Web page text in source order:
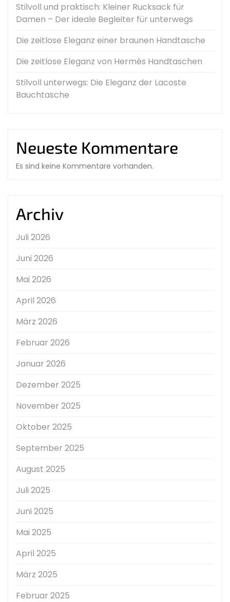
Stilvoll und praktisch: Kleiner Rucksack für
Damen – Der ideale Begleiter für unterwegs
Die zeitlose Eleganz einer braunen Handtasche
Die zeitlose Eleganz von Hermès Handtaschen
Stilvoll unterwegs: Die Eleganz der Lacoste
Bauchtasche
Neueste Kommentare
Es sind keine Kommentare vorhanden.
Archiv
Juli 2026
Juni 2026
Mai 2026
April 2026
März 2026
Februar 2026
Januar 2026
Dezember 2025
November 2025
Oktober 2025
September 2025
August 2025
Juli 2025
Juni 2025
Mai 2025
April 2025
März 2025
Februar 2025